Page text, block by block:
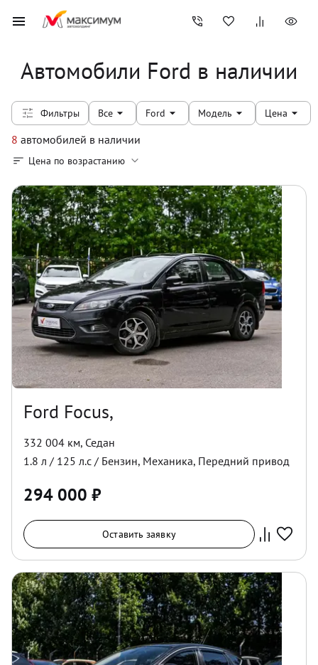
Автомобили Ford в наличии
Фильтры Все Ford Модель Цена
8 автомобилей в наличии
Цена по возрастанию
Ford Focus,
332 004 км, Седан
1.8 л / 125 л.с / Бензин, Механика, Передний привод
294 000 ₽
Оставить заявку